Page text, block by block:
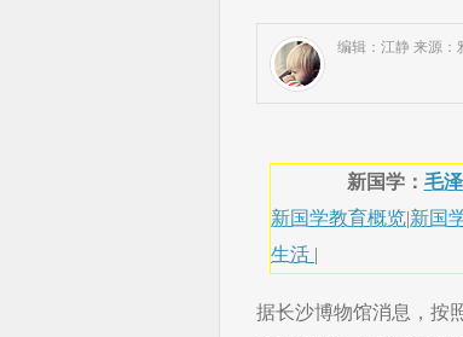
编辑：江静 来源：
新国学： 毛
新国学教育概览|新国
生活 |
据长沙博物馆消息，按